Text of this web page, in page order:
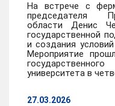
На встрече с
председателя
области Денис
государственной
и создания
Мероприятие
университета в
27.03.2026